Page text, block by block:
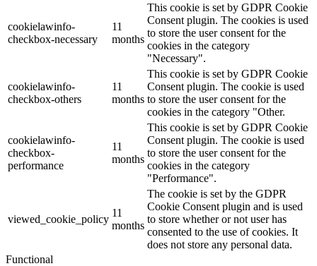
cookielawinfo-
checkbox-necessary
11
months
This cookie is set by GDPR Cookie
Consent plugin. The cookies is used
to store the user consent for the
cookies in the category
"Necessary".
cookielawinfo-
checkbox-others
11
months
This cookie is set by GDPR Cookie
Consent plugin. The cookie is used
to store the user consent for the
cookies in the category "Other.
cookielawinfo-
checkbox-
performance
11
months
This cookie is set by GDPR Cookie
Consent plugin. The cookie is used
to store the user consent for the
cookies in the category
"Performance".
viewed_cookie_policy
11
months
The cookie is set by the GDPR
Cookie Consent plugin and is used
to store whether or not user has
consented to the use of cookies. It
does not store any personal data.
Functional